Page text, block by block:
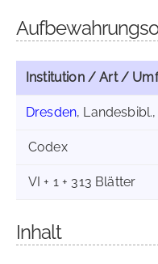
Institution / Art /
Dresden, Landesbibl.,
Codex
VI + 1 + 313 Blätter
Inhalt